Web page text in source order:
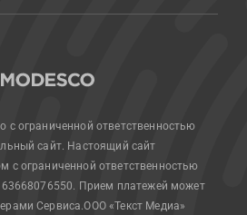
с ограниченной ответственностью
сайт. Настоящий сайт
с ограниченной ответственностью
Прием платежей может
Сервиса.ООО «Текст Медиа»